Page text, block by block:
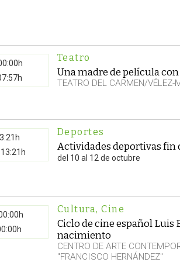
Teatro
Una madre de película
TEATRO DEL CARMEN/VÉLEZ-
Deportes
Actividades deportivas fin
del 10 al 12 de octubre
Cultura, Cine
Ciclo de cine español Luis
nacimiento
CENTRO DE ARTE
"FRANCISCO HERNÁNDEZ"